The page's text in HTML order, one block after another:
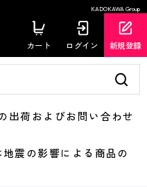
KADOKAWA Group
カート ログイン 新規登録
荷およびお問い合わせ
震の影響による商品の